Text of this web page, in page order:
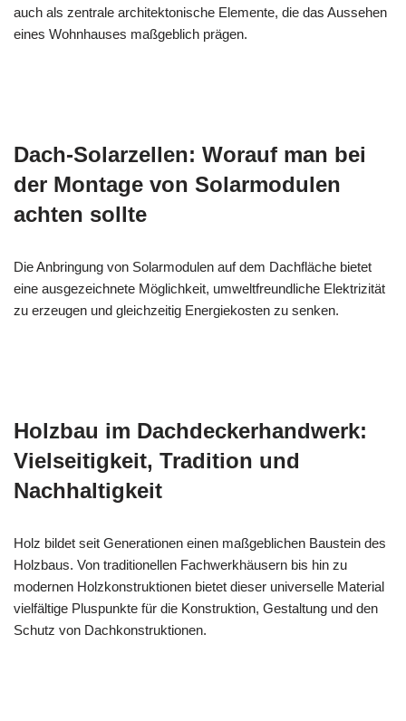
auch als zentrale architektonische Elemente, die das Aussehen
eines Wohnhauses maßgeblich prägen.
Dach-Solarzellen: Worauf man bei
der Montage von Solarmodulen
achten sollte
Die Anbringung von Solarmodulen auf dem Dachfläche bietet
eine ausgezeichnete Möglichkeit, umweltfreundliche Elektrizität
zu erzeugen und gleichzeitig Energiekosten zu senken.
Holzbau im Dachdeckerhandwerk:
Vielseitigkeit, Tradition und
Nachhaltigkeit
Holz bildet seit Generationen einen maßgeblichen Baustein des
Holzbaus. Von traditionellen Fachwerkhäusern bis hin zu
modernen Holzkonstruktionen bietet dieser universelle Material
vielfältige Pluspunkte für die Konstruktion, Gestaltung und den
Schutz von Dachkonstruktionen.